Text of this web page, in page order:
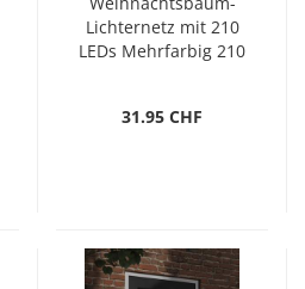
Lichternetz mit 210
LEDs Mehrfarbig 210
31.95 CHF